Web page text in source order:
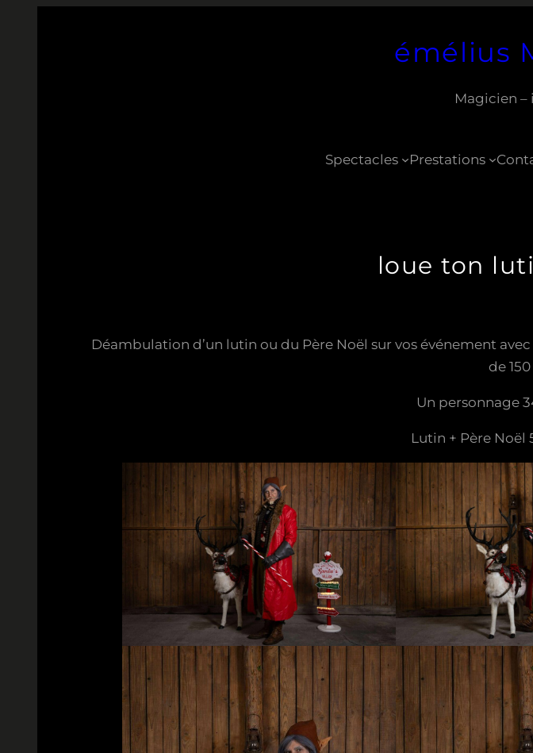
émélius
Magicien
Spectacles Prestations
loue ton
Déambulation d’un lutin ou du Père Noël sur vos événement
de
Un personnage
Lutin + Père Noël